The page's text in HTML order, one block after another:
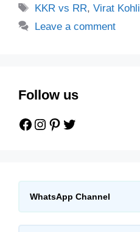
Tags
KKR vs RR,Virat Kohli
Leave a comment
Follow us
Facebook
Instagram
Pinterest
Twitter
WhatsApp Channel